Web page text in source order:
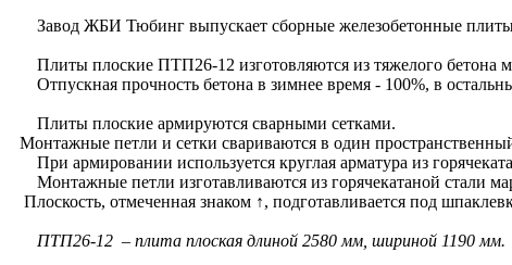
Завод ЖБИ Тюбинг выпускает сборные железобетонные
Плиты плоские ПТП26-12 изготовляются из тяжелого бетона
Отпускная прочность бетона в зимнее время - 100%, в
Плиты плоские армируются сварными сетками.
Монтажные петли и сетки свариваются в один
При армировании используется круглая арматура из
Монтажные петли изготавливаются из горячекатаной стали
Плоскость, отмеченная знаком ↑, подготавливается под
ПТП26-12 – плита плоская длиной 2580 мм, шириной 1190 мм.